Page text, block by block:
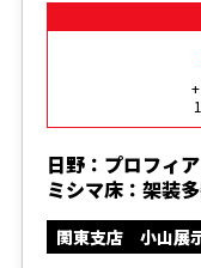
日野：プロフィ
ミシマ床：架装
関東支店 小山展